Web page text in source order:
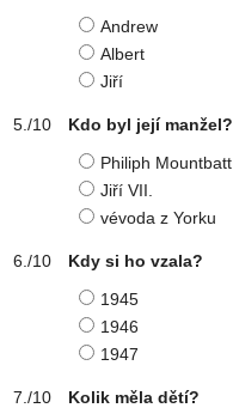
Andrew
Albert
Jiří
Kdo byl její manžel?
Philiph Mountbatt
Jiří VII.
vévoda z Yorku
Kdy si ho vzala?
1945
1946
1947
Kolik měla dětí?